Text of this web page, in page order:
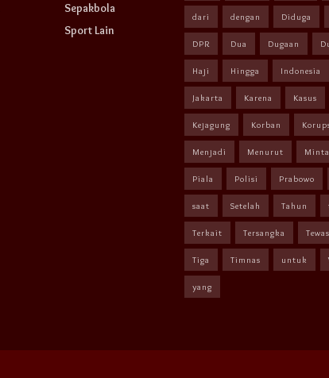
Sepakbola
Sport Lain
dari dengan Diduga
DPR Dua Dugaan
Haji Hingga Indonesia
Jakarta Karena Kasus
Kejagung Korban
Menjadi Menurut Minta
Piala Polisi Prabowo
saat Setelah Tahun
Terkait Tersangka Tewas
Tiga Timnas untuk
yang